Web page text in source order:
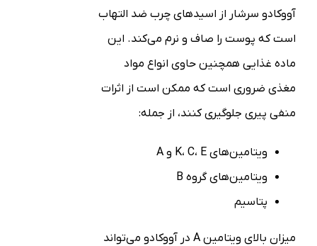
آووکادو سرشار از اسیدهای چرب ضد التهاب
است که پوست را صاف و نرم می‌کند. این
ماده غذایی همچنین حاوی انواع مواد
مغذی ضروری است که ممکن است از اثرات
منفی پیری جلوگیری کنند، از جمله:
ویتامین‌های K، C، E و A
ویتامین‌های گروه B
پتاسیم
میزان بالای ویتامین A در آووکادو می‌تواند